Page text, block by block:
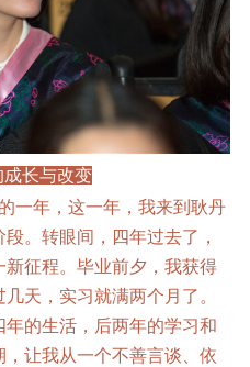
长与改变
一年，这一年，我来到耿丹
。转眼间，四年过去了，
征程。毕业前夕，我获得
天，实习就满两个月了。
的生活，后两年的学习和
让我从一个不善言谈、依